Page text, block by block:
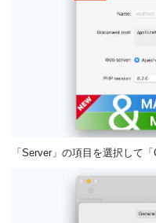
「Server」の項目を選択して